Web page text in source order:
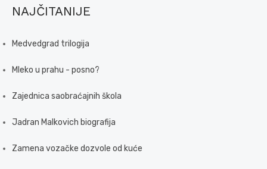
NAJČITANIJE
Medvedgrad trilogija
Mleko u prahu - posno?
Zajednica saobraćajnih škola
Jadran Malkovich biografija
Zamena vozačke dozvole od kuće